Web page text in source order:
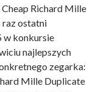
Richard Mille
raz ostatni
w konkursie
najlepszych
zegarka:
Mille Duplicate